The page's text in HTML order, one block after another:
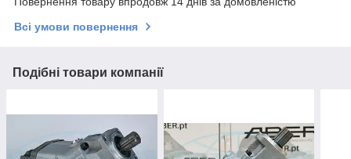
Всі умови повернення
Подібні товари компанії